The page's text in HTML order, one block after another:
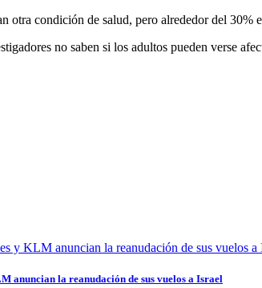
otra condición de salud, pero alrededor del
no saben si los adultos pueden verse
anuncian la reanudación de sus vuelos a Israel